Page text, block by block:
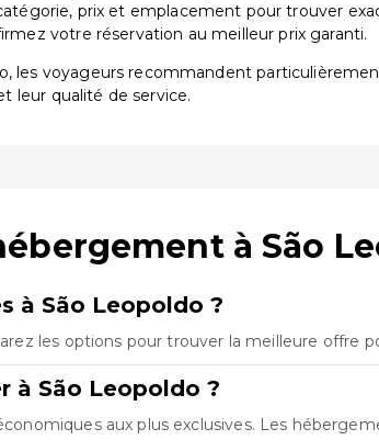
prix et emplacement pour trouver
votre réservation au meilleur prix garanti.
les voyageurs recommandent
leur qualité de service.
à São
à São Leopoldo ?
les options pour trouver la meilleure offre
à São Leopoldo ?
aux plus exclusives. Les